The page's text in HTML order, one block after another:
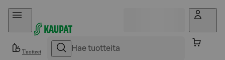
Hyppää sisältöön
Tuotteet